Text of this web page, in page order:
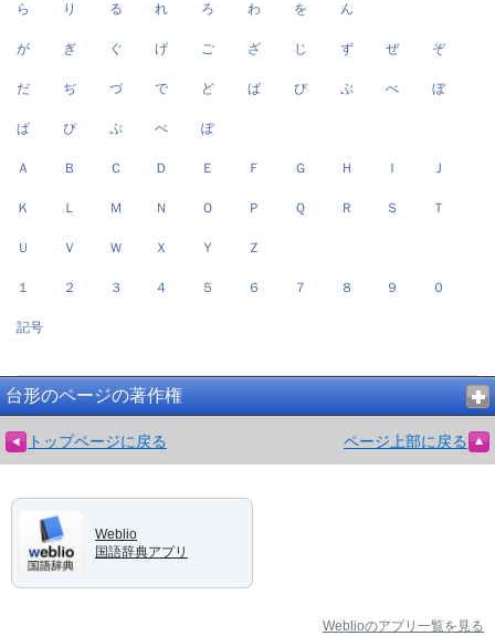
ら り る れ ろ わ を ん
が ぎ ぐ げ ご ざ じ ず ぜ ぞ
だ ぢ づ で ど ば び ぶ べ ぼ
ぱ ぴ ぷ ぺ ぽ
Ａ Ｂ Ｃ Ｄ Ｅ Ｆ Ｇ Ｈ Ｉ Ｊ
Ｋ Ｌ Ｍ Ｎ Ｏ Ｐ Ｑ Ｒ Ｓ Ｔ
Ｕ Ｖ Ｗ Ｘ Ｙ Ｚ
１ ２ ３ ４ ５ ６ ７ ８ ９ ０
記号
台形のページの著作権
トップページに戻る ページ上部に戻る
Weblio
国語辞典アプリ
Weblioのアプリ一覧を見る